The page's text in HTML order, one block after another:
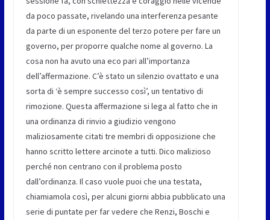
da poco passate, rivelando una interferenza pesante
da parte di un esponente del terzo potere per fare un
governo, per proporre qualche nome al governo. La
cosa non ha avuto una eco pari all’importanza
dell’affermazione. C’è stato un silenzio ovattato e una
sorta di ‘è sempre successo così’, un tentativo di
rimozione. Questa affermazione si lega al fatto che in
una ordinanza di rinvio a giudizio vengono
maliziosamente citati tre membri di opposizione che
hanno scritto lettere arcinote a tutti. Dico malizioso
perché non centrano con il problema posto
dall’ordinanza. Il caso vuole puoi che una testata,
chiamiamola così, per alcuni giorni abbia pubblicato una
serie di puntate per far vedere che Renzi, Boschi e